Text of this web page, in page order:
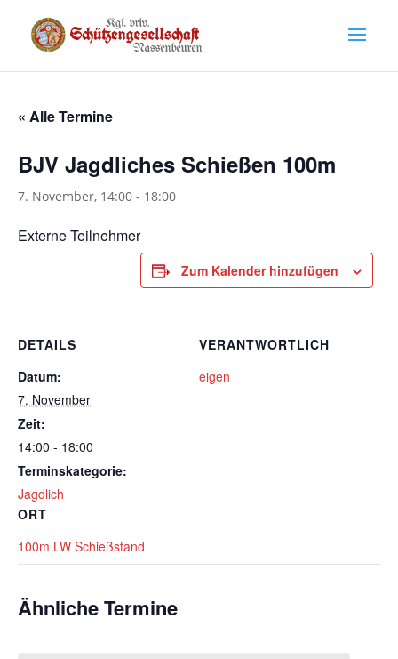
« Alle Termine
BJV Jagdliches Schießen 100m
7. November, 14:00 - 18:00
Externe Teilnehmer
Zum Kalender hinzufügen
DETAILS
Datum:
7. November
Zeit:
14:00 - 18:00
Terminskategorie:
Jagdlich
ORT
100m LW Schießstand
VERANTWORTLICH
eigen
Ähnliche Termine